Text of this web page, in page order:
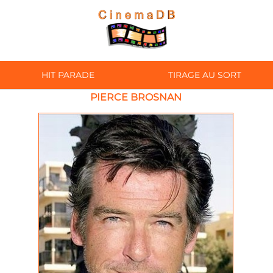
HIT PARADE TIRAGE AU SORT
PIERCE BROSNAN